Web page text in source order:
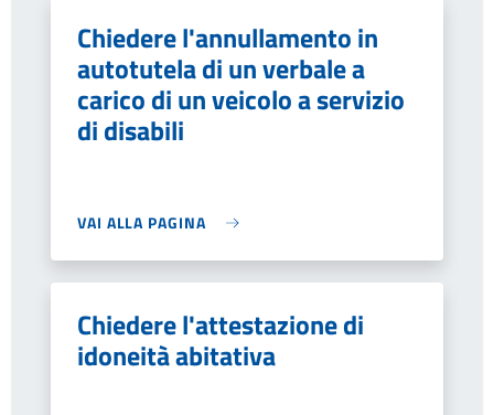
Chiedere l'annullamento in
autotutela di un verbale a
carico di un veicolo a servizio
di disabili
VAI ALLA PAGINA
Chiedere l'attestazione di
idoneità abitativa